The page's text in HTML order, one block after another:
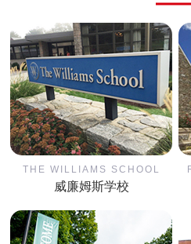
THE WILLIAMS SCHOOL
威廉姆斯学校